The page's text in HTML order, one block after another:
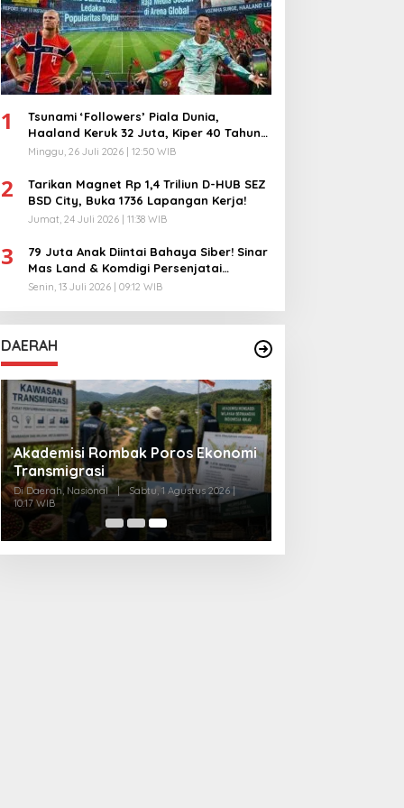
1
Tsunami ‘Followers’ Piala Dunia,
Haaland Keruk 32 Juta, Kiper 40 Tahun
Bikin Geger!
Minggu, 26 Juli 2026 | 12:50 WIB
2
Tarikan Magnet Rp 1,4 Triliun D-HUB SEZ
BSD City, Buka 1736 Lapangan Kerja!
Jumat, 24 Juli 2026 | 11:38 WIB
3
79 Juta Anak Diintai Bahaya Siber! Sinar
Mas Land & Komdigi Persenjatai
Ratusan Guru!
Senin, 13 Juli 2026 | 09:12 WIB
DAERAH
Akademisi Rombak Poros Ekonomi
Transmigrasi
Di Daerah, Nasional |
Sabtu, 1 Agustus 2026 |
10:17 WIB